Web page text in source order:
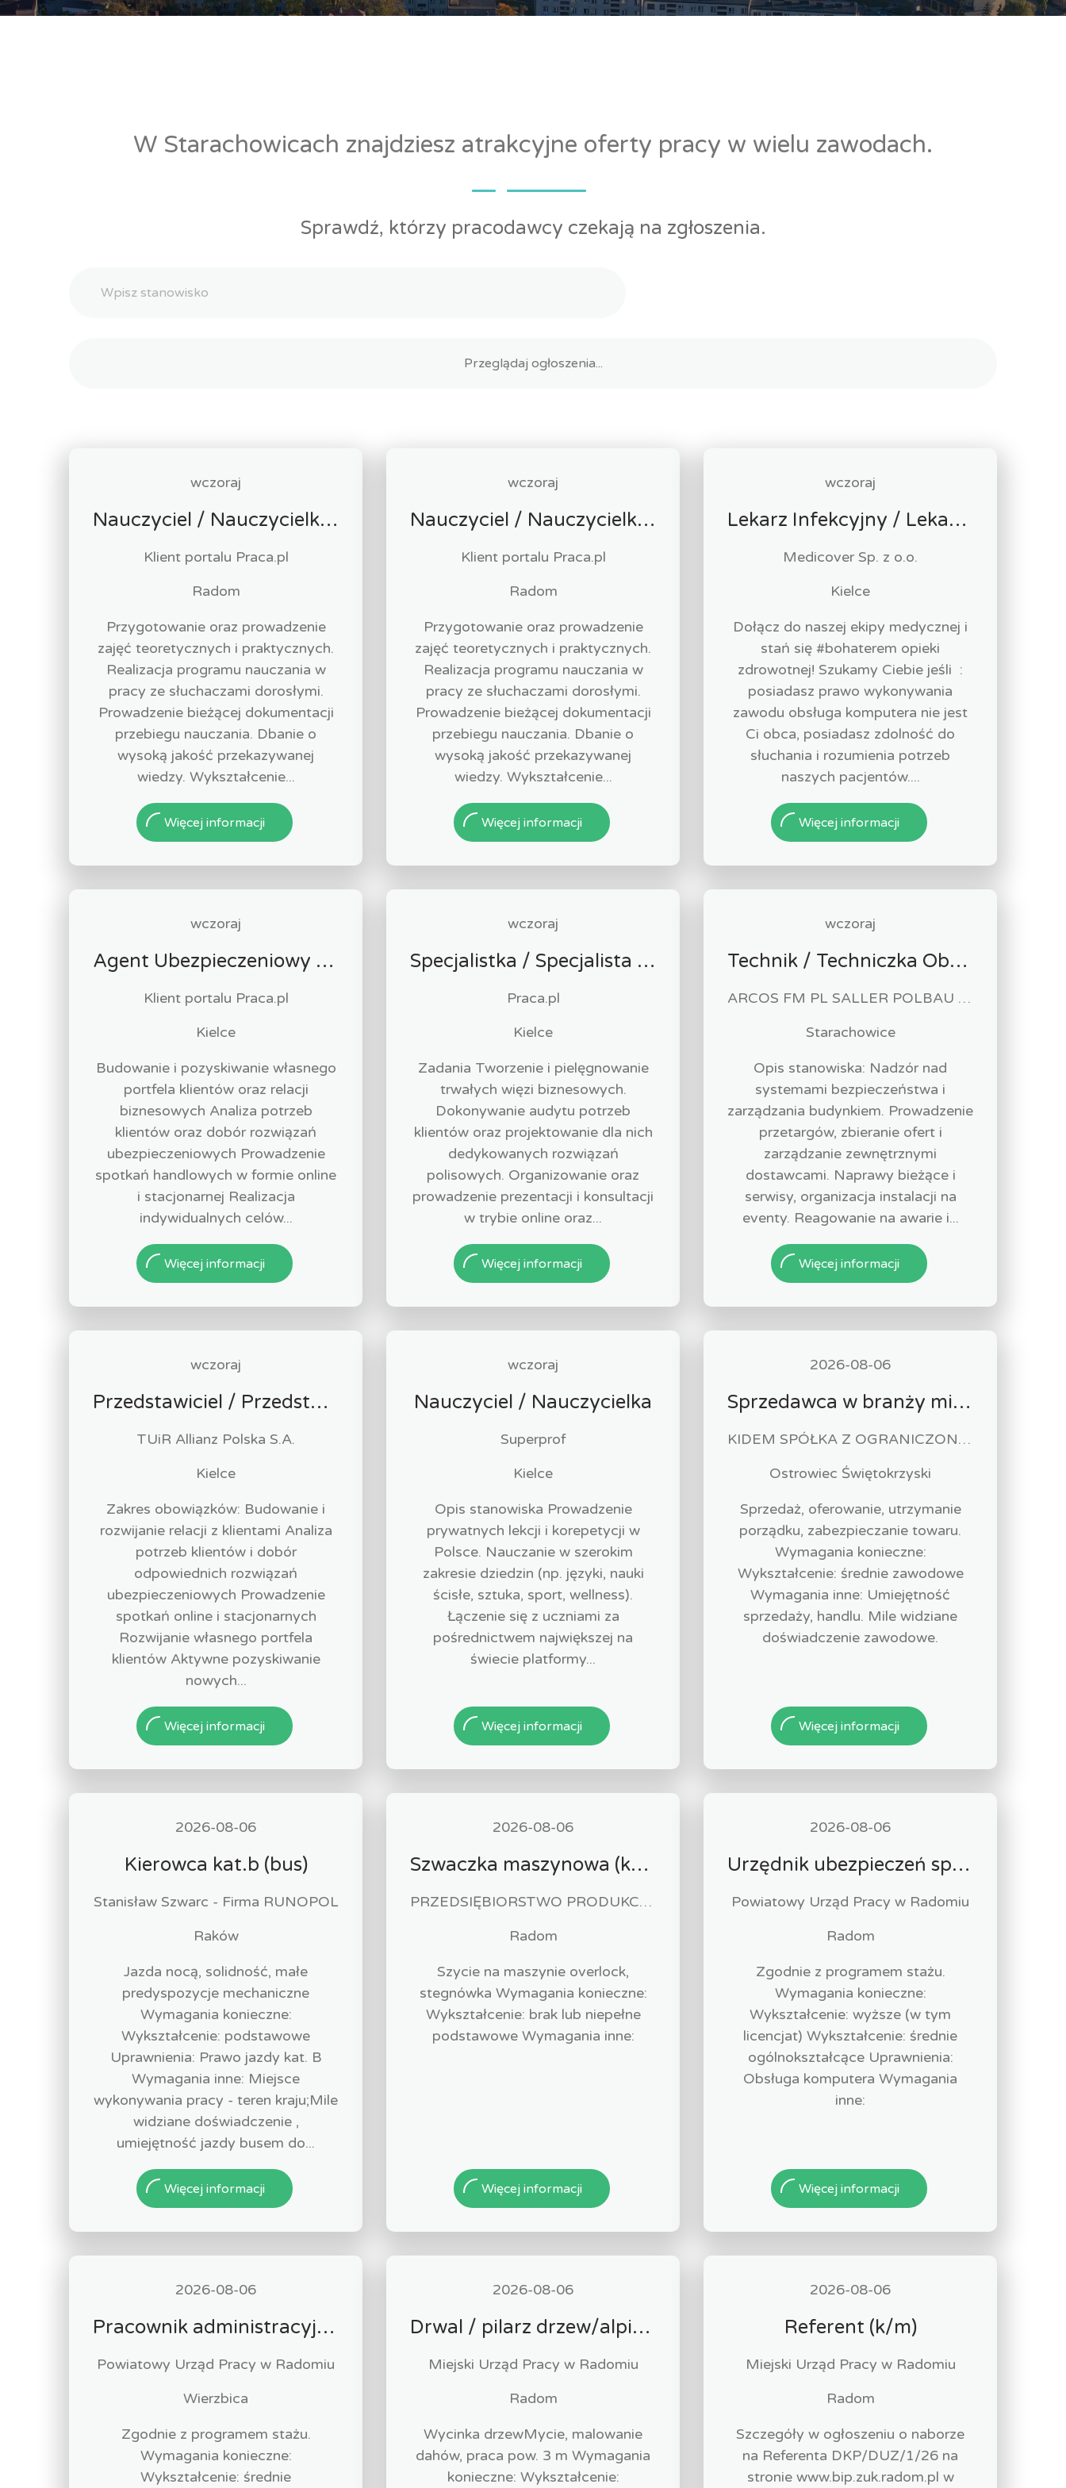
W Starachowicach znajdziesz atrakcyjne oferty pracy w wielu zawodach.
Sprawdź, którzy pracodawcy czekają na zgłoszenia.
wczoraj
Nauczyciel / Nauczycielka - Opieka Medyczna
Klient portalu Praca.pl
Radom
Przygotowanie oraz prowadzenie
zajęć teoretycznych i praktycznych.
Realizacja programu nauczania w
pracy ze słuchaczami dorosłymi.
Prowadzenie bieżącej dokumentacji
przebiegu nauczania. Dbanie o
wysoką jakość przekazywanej
wiedzy. Wykształcenie...
Więcej informacji
wczoraj
Nauczyciel / Nauczycielka - Masażysta / Masażystka
Klient portalu Praca.pl
Radom
Przygotowanie oraz prowadzenie
zajęć teoretycznych i praktycznych.
Realizacja programu nauczania w
pracy ze słuchaczami dorosłymi.
Prowadzenie bieżącej dokumentacji
przebiegu nauczania. Dbanie o
wysoką jakość przekazywanej
wiedzy. Wykształcenie...
Więcej informacji
wczoraj
Lekarz Infekcyjny / Lekarka Infekcyjna
Medicover Sp. z o.o.
Kielce
Dołącz do naszej ekipy medycznej i
stań się #bohaterem opieki
zdrowotnej! Szukamy Ciebie jeśli ​ :
posiadasz prawo wykonywania
zawodu obsługa komputera nie jest
Ci obca, posiadasz zdolność do
słuchania i rozumienia potrzeb
naszych pacjentów....
Więcej informacji
wczoraj
Agent Ubezpieczeniowy / Agentka Ubezpieczeniowa
Klient portalu Praca.pl
Kielce
Budowanie i pozyskiwanie własnego
portfela klientów oraz relacji
biznesowych Analiza potrzeb
klientów oraz dobór rozwiązań
ubezpieczeniowych Prowadzenie
spotkań handlowych w formie online
i stacjonarnej Realizacja
indywidualnych celów...
Więcej informacji
wczoraj
Specjalistka / Specjalista ds. Sprzedaży ubezpieczeń
Praca.pl
Kielce
Zadania Tworzenie i pielęgnowanie
trwałych więzi biznesowych.
Dokonywanie audytu potrzeb
klientów oraz projektowanie dla nich
dedykowanych rozwiązań
polisowych. Organizowanie oraz
prowadzenie prezentacji i konsultacji
w trybie online oraz...
Więcej informacji
wczoraj
Technik / Techniczka Obsługi Budynku
ARCOS FM PL SALLER POLBAU Sp. z o.o. Sp. K
Starachowice
Opis stanowiska: Nadzór nad
systemami bezpieczeństwa i
zarządzania budynkiem. Prowadzenie
przetargów, zbieranie ofert i
zarządzanie zewnętrznymi
dostawcami. Naprawy bieżące i
serwisy, organizacja instalacji na
eventy. Reagowanie na awarie i...
Więcej informacji
wczoraj
Przedstawiciel / Przedstawicielka ds. sprzedaży ubezpieczeń majątkowych
TUiR Allianz Polska S.A.
Kielce
Zakres obowiązków: Budowanie i
rozwijanie relacji z klientami Analiza
potrzeb klientów i dobór
odpowiednich rozwiązań
ubezpieczeniowych Prowadzenie
spotkań online i stacjonarnych
Rozwijanie własnego portfela
klientów Aktywne pozyskiwanie
nowych...
Więcej informacji
wczoraj
Nauczyciel / Nauczycielka
Superprof
Kielce
Opis stanowiska Prowadzenie
prywatnych lekcji i korepetycji w
Polsce. Nauczanie w szerokim
zakresie dziedzin (np. języki, nauki
ścisłe, sztuka, sport, wellness).
Łączenie się z uczniami za
pośrednictwem największej na
świecie platformy...
Więcej informacji
2026-08-06
Sprzedawca w branży mięsnej
KIDEM SPÓŁKA Z OGRANICZONĄ ODPOWIEDZIALNOŚCIĄ
Ostrowiec Świętokrzyski
Sprzedaż, oferowanie, utrzymanie
porządku, zabezpieczanie towaru.
Wymagania konieczne:
Wykształcenie: średnie zawodowe
Wymagania inne: Umiejętność
sprzedaży, handlu. Mile widziane
doświadczenie zawodowe.
Więcej informacji
2026-08-06
Kierowca kat.b (bus)
Stanisław Szwarc - Firma RUNOPOL
Raków
Jazda nocą, solidność, małe
predyspozycje mechaniczne
Wymagania konieczne:
Wykształcenie: podstawowe
Uprawnienia: Prawo jazdy kat. B
Wymagania inne: Miejsce
wykonywania pracy - teren kraju;Mile
widziane doświadczenie ,
umiejętność jazdy busem do...
Więcej informacji
2026-08-06
Szwaczka maszynowa (k/m)
PRZEDSIĘBIORSTWO PRODUKCYJNO HANDLOWO USŁUGOWE "ZUZIA" Paweł Biliński
Radom
Szycie na maszynie overlock,
stegnówka Wymagania konieczne:
Wykształcenie: brak lub niepełne
podstawowe Wymagania inne:
Więcej informacji
2026-08-06
Urzędnik ubezpieczeń społecznych-stażysta (k/m)
Powiatowy Urząd Pracy w Radomiu
Radom
Zgodnie z programem stażu.
Wymagania konieczne:
Wykształcenie: wyższe (w tym
licencjat) Wykształcenie: średnie
ogólnokształcące Uprawnienia:
Obsługa komputera Wymagania
inne:
Więcej informacji
2026-08-06
Pracownik administracyjny (k/m)
Powiatowy Urząd Pracy w Radomiu
Wierzbica
Zgodnie z programem stażu.
Wymagania konieczne:
Wykształcenie: średnie
2026-08-06
Drwal / pilarz drzew/alpinista (k/m)
Miejski Urząd Pracy w Radomiu
Radom
Wycinka drzewMycie, malowanie
dahów, praca pow. 3 m Wymagania
konieczne: Wykształcenie:
2026-08-06
Referent (k/m)
Miejski Urząd Pracy w Radomiu
Radom
Szczegóły w ogłoszeniu o naborze
na Referenta DKP/DUZ/1/26 na
stronie www.bip.zuk.radom.pl w